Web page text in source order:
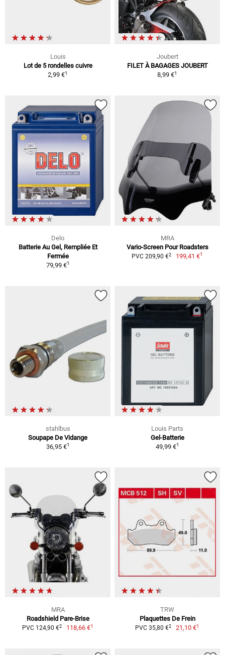
Louis
Lot de 5 rondelles cuivre
2,99 €1
Joubert
FILET À BAGAGES JOUBERT
8,99 €1
Delo
Batterie Au Gel, Rempliée Et
Fermée
79,99 €1
MRA
Vario-Screen Pour Roadsters
PVC 209,90 €2 199,41 €1
stahlbus
Soupape De Vidange
36,95 €1
Louis Parts
Gel-Batterie
49,99 €1
MRA
Roadshield Pare-Brise
PVC 124,90 €2 118,66 €1
TRW
Plaquettes De Frein
PVC 35,80 €2 21,10 €1